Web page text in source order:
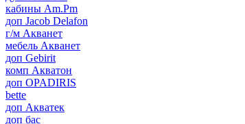
кабины Am.Pm
доп Jacob Delafon
г/м Акванет
мебель Акванет
доп Gebirit
комп Акватон
доп OPADIRIS
bette
доп Акватек
доп бас